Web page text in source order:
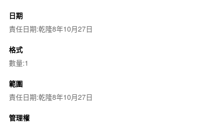
日期
責任日期:乾隆8年10月27日
格式
數量:1
範圍
責任日期:乾隆8年10月27日
管理權